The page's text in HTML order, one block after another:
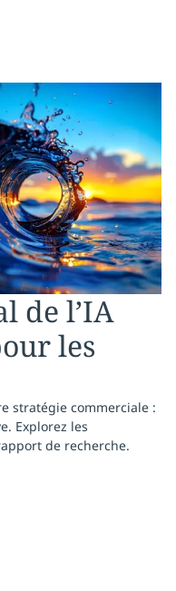
de l’IA
les
stratégie commerciale :
Explorez les
de recherche.